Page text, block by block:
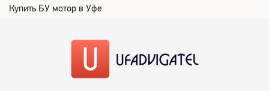
Купить БУ мотор в Уфе